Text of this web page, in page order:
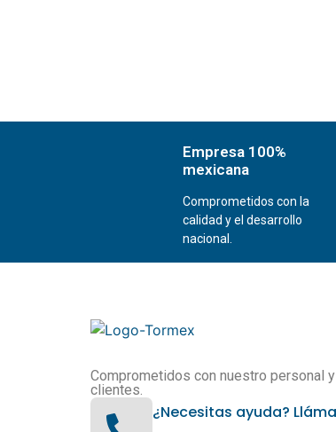
Empresa 100%
mexicana
Comprometidos con la
calidad y el desarrollo
nacional.
Comprometidos con nuestro personal
clientes.
¿Necesitas ayuda?